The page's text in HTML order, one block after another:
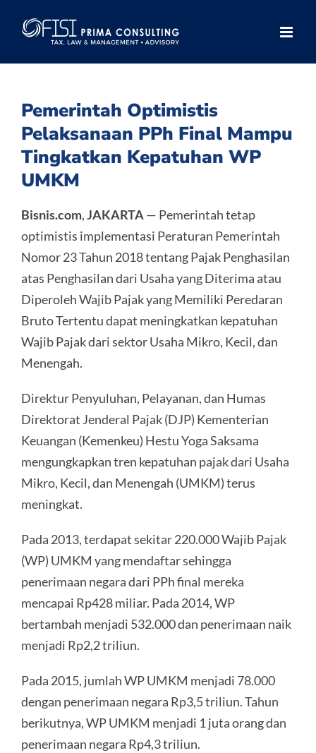
Pemerintah Optimistis
Pelaksanaan PPh Final Mampu
Tingkatkan Kepatuhan WP
UMKM
Bisnis.com,JAKARTA— Pemerintah tetap
optimistis implementasi Peraturan Pemerintah
Nomor 23 Tahun 2018 tentang Pajak Penghasilan
atas Penghasilan dari Usaha yang Diterima atau
Diperoleh Wajib Pajak yang Memiliki Peredaran
Bruto Tertentu dapat meningkatkan kepatuhan
Wajib Pajak dari sektor Usaha Mikro, Kecil, dan
Menengah.
Direktur Penyuluhan, Pelayanan, dan Humas
Direktorat Jenderal Pajak (DJP) Kementerian
Keuangan (Kemenkeu) Hestu Yoga Saksama
mengungkapkan tren kepatuhan pajak dari Usaha
Mikro, Kecil, dan Menengah (UMKM) terus
meningkat.
Pada 2013, terdapat sekitar 220.000 Wajib Pajak
(WP) UMKM yang mendaftar sehingga
penerimaan negara dari PPh final mereka
mencapai Rp428 miliar. Pada 2014, WP
bertambah menjadi 532.000 dan penerimaan naik
menjadi Rp2,2 triliun.
Pada 2015, jumlah WP UMKM menjadi 78.000
dengan penerimaan negara Rp3,5 triliun. Tahun
berikutnya, WP UMKM menjadi 1 juta orang dan
penerimaan negara Rp4,3 triliun.